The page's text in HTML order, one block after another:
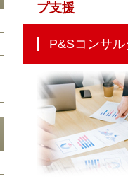
プ支援
P&Sコンサ